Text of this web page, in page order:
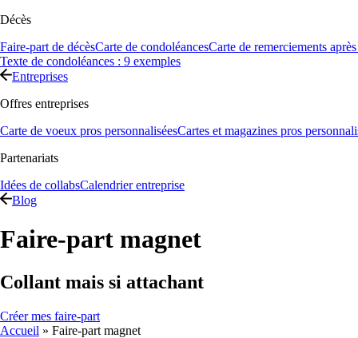
Décès
Faire-part de décèsCarte de condoléancesCarte de remerciements
Texte de condoléances : 9 exemples
Entreprises
Offres entreprises
Carte de voeux pros personnaliséesCartes et magazines pros
Partenariats
Idées de collabsCalendrier entreprise
Blog
Faire-part magnet
Collant mais si attachant
Créer mes faire-part
Accueil » Faire-part magnet